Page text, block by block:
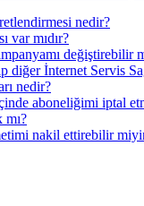
nedir?
var mıdır?
değiştirebilir
diğer İnternet Servis
nedir?
aboneliğimi iptal
mı?
nakil ettirebilir